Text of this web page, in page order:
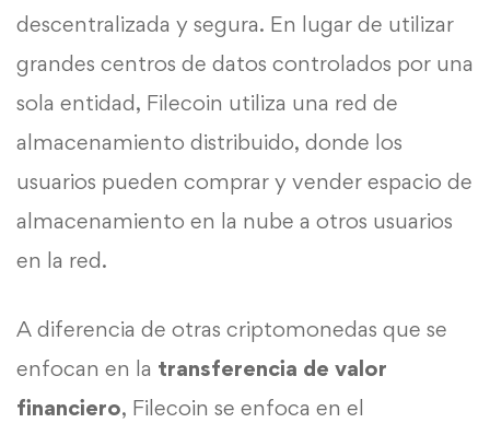
descentralizada y segura. En lugar de utilizar
grandes centros de datos controlados por una
sola entidad, Filecoin utiliza una red de
almacenamiento distribuido, donde los
usuarios pueden comprar y vender espacio de
almacenamiento en la nube a otros usuarios
en la red.
A diferencia de otras criptomonedas que se
enfocan en la transferencia de valor
financiero, Filecoin se enfoca en el